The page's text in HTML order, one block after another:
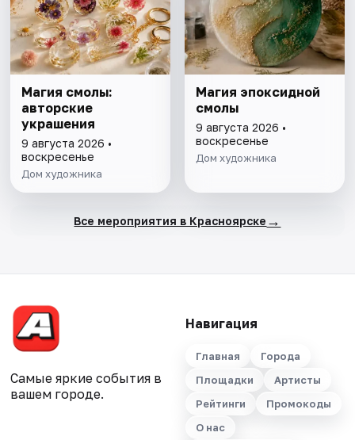
Магия смолы:
авторские
украшения
9 августа 2026 •
воскресенье
Дом художника
Магия эпоксидной
смолы
9 августа 2026 •
воскресенье
Дом художника
Все мероприятия в Красноярске →
Самые яркие события в
вашем городе.
Навигация
Главная
Города
Площадки
Артисты
Рейтинги
Промокоды
О нас